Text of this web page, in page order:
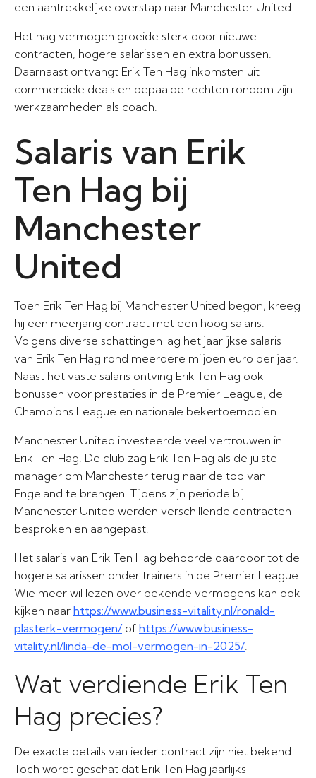
een aantrekkelijke overstap naar Manchester United.
Het hag vermogen groeide sterk door nieuwe
contracten, hogere salarissen en extra bonussen.
Daarnaast ontvangt Erik Ten Hag inkomsten uit
commerciële deals en bepaalde rechten rondom zijn
werkzaamheden als coach.
Salaris van Erik
Ten Hag bij
Manchester
United
Toen Erik Ten Hag bij Manchester United begon, kreeg
hij een meerjarig contract met een hoog salaris.
Volgens diverse schattingen lag het jaarlijkse salaris
van Erik Ten Hag rond meerdere miljoen euro per jaar.
Naast het vaste salaris ontving Erik Ten Hag ook
bonussen voor prestaties in de Premier League, de
Champions League en nationale bekertoernooien.
Manchester United investeerde veel vertrouwen in
Erik Ten Hag. De club zag Erik Ten Hag als de juiste
manager om Manchester terug naar de top van
Engeland te brengen. Tijdens zijn periode bij
Manchester United werden verschillende contracten
besproken en aangepast.
Het salaris van Erik Ten Hag behoorde daardoor tot de
hogere salarissen onder trainers in de Premier League.
Wie meer wil lezen over bekende vermogens kan ook
kijken naar https://www.business-vitality.nl/ronald-
plasterk-vermogen/of https://www.business-
vitality.nl/linda-de-mol-vermogen-in-2025/.
Wat verdiende Erik Ten
Hag precies?
De exacte details van ieder contract zijn niet bekend.
Toch wordt geschat dat Erik Ten Hag jaarlijks